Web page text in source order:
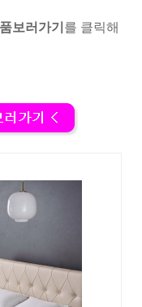
보러가기 를 클릭해